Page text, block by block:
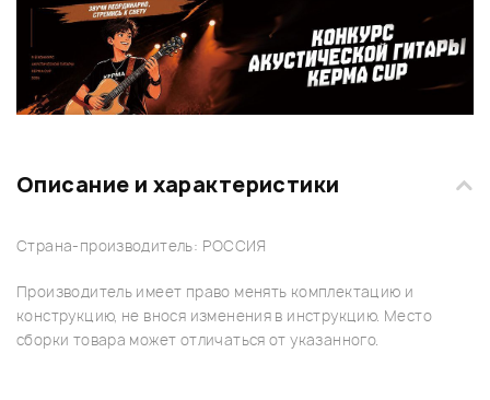
Описание и характеристики
Страна-производитель: РОССИЯ
Производитель имеет право менять комплектацию и
конструкцию, не внося изменения в инструкцию. Место
сборки товара может отличаться от указанного.